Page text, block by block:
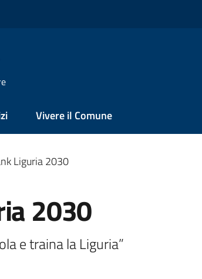
Vivere il Comune
Liguria 2030
2030
e traina la Liguria”